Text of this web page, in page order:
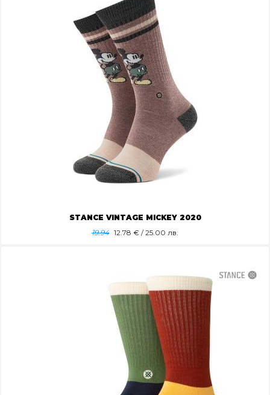
STANCE VINTAGE MICKEY 2020
19.94 12.78 € / 25.00 лв.